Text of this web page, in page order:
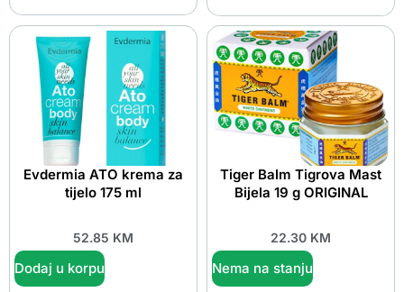
Evdermia ATO krema za
tijelo 175 ml
52.85 KM
Dodaj u korpu
Tiger Balm Tigrova Mast
Bijela 19 g ORIGINAL
22.30 KM
Nema na stanju